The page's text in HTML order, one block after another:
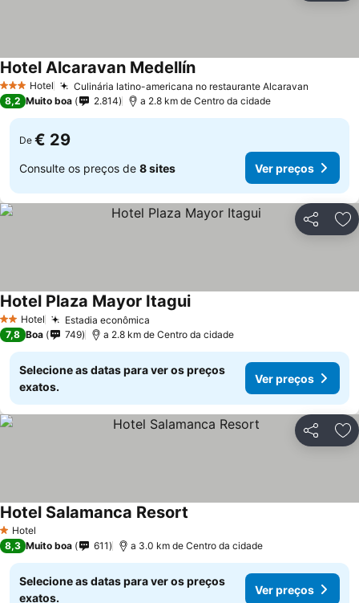
3 EstrelasHotel Culinária latino-americana no restaurante Alcaravan
Hotel Alcaravan Medellín
8,2 Muito boa 2.814 a 2.8 km de Centro da cidade
De € 29
Consulte os preços de 8 sites Ver preços
Partilhar
2 Estrelas
Hotel Estadia econômica
Hotel Plaza Mayor Itagui
7,8 Boa 749 a 2.8 km de Centro da cidade
Selecione as datas para ver os preços
exatos.
Ver preços
Partilhar
1 Estrelas
Hotel
Hotel Salamanca Resort
8,3 Muito boa 611 a 3.0 km de Centro da cidade
Selecione as datas para ver os preços
exatos.
Ver preços